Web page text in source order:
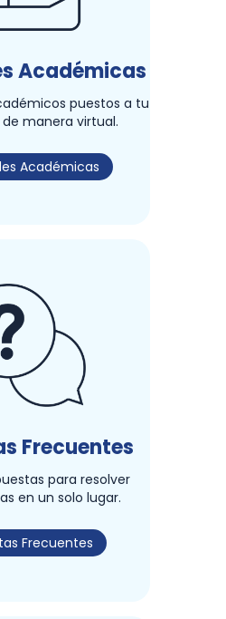
Académicas
puestos a tu
manera virtual.
Académicas
Frecuentes
para resolver
en un solo lugar.
Frecuentes